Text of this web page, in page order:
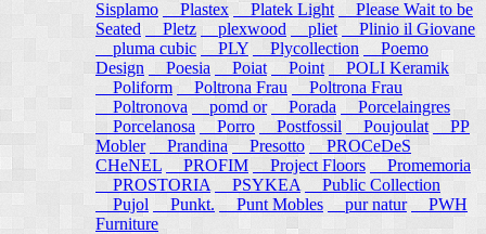
Sisplamo
Plastex Platek Light
Please Wait to be
Seated
Pletz plexwood pliet
Plinio il Giovane
pluma cubic
PLY Plycollection
Poemo
Design
Poesia Poiat Point
POLI Keramik
Poliform
Poltrona Frau
Poltrona Frau
Poltronova
pomd or Porada
Porcelaingres
Porcelanosa
Porro Postfossil Poujoulat
PP
Mobler
Prandina Presotto
PROCeDeS
CHeNEL
PROFIM Project Floors
Promemoria
PROSTORIA
PSYKEA
Public Collection
Pujol
Punkt. Punt Mobles pur natur
PWH
Furniture